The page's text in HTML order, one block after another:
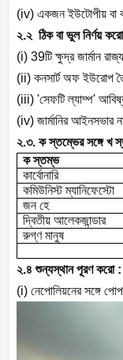
(iv) একজন ইউটোপীয় বা
২.২ ঠিক বা ভুল নির্ণয়
(i) 39টি ক্ষুদ্র জার্মান
(ii) কনসার্ট অফ ইউরোপ
(iii) 'সেফটি ল্যাম্প'
(iv) জার্মানির আইনসভার
২.৩. ক স্তম্ভের সঙ্গে খ
ক স্তম্ভ
কার্বোনারি
কমিউনিস্ট ম্যানিফেস্টো
জন হে
দ্বিতীয় আলেকজান্ডার
রুগ্‌ণ মানুষ
২.৪ শুন্যস্থান পূরণ করো :
(i) নেপোলিয়নের সঙ্গে